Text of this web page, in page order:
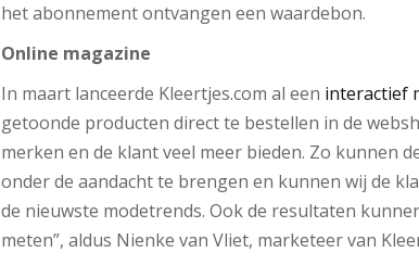
het abonnement ontvangen een waardebon.
Online magazine
In maart lanceerde Kleertjes.com al een interactief
getoonde producten direct te bestellen in de
merken en de klant veel meer bieden. Zo kunnen
onder de aandacht te brengen en kunnen wij de
de nieuwste modetrends. Ook de resultaten
meten”, aldus Nienke van Vliet, marketeer van